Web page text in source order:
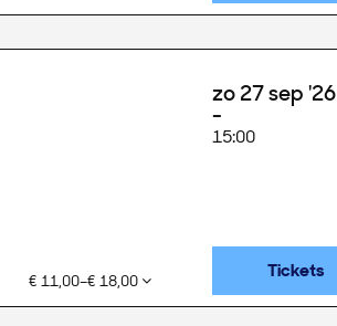
€ 11,00–€ 18,00
zo 27 sep '26
15:00
Tickets